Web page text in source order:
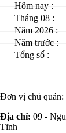
Hôm nay :
Tháng 08 :
Năm 2026 :
Năm trước :
Tổng số :
Đơn vị chủ quản:
Địa chỉ: 09 -
Tĩnh